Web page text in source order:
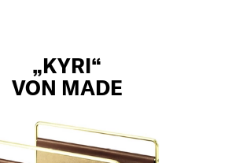
„KYRI“
VON MADE